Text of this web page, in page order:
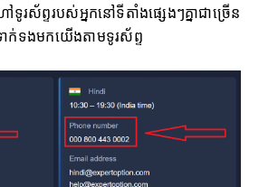
រស័ព្ទរបស់អ្នកនៅទីតាំងផ្សេងៗគ្នាជាច្រើន
ទងមកយើងតាមទូរស័ព្ទ